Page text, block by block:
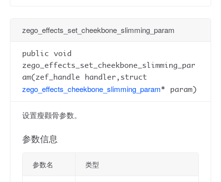
zego_effects_set_cheekbone_slimming_param
public void
zego_effects_set_cheekbone_slimming_par
am(zef_handle handler,struct
zego_effects_cheekbone_slimming_param* param)
设置瘦颧骨参数。
参数信息
参数名 类型